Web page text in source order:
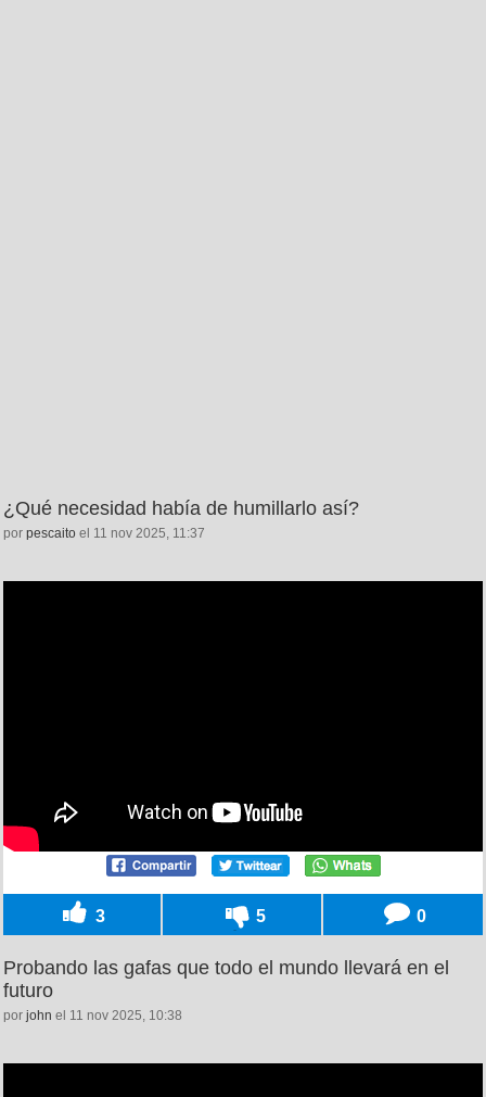
¿Qué necesidad había de humillarlo así?
por pescaito el 11 nov 2025, 11:37
3 5 0
Probando las gafas que todo el mundo llevará en el
futuro
por john el 11 nov 2025, 10:38